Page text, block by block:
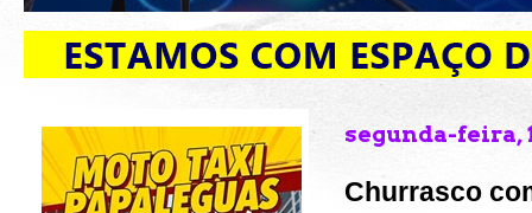
segunda-feira,
Churrasco